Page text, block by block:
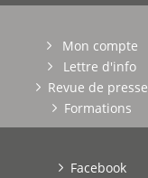
Mon compte
Lettre d'info
Revue de presse
Formations
Facebook